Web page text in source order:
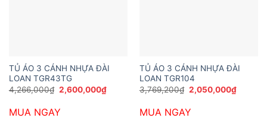
TỦ ÁO 3 CÁNH NHỰA ĐÀI
LOAN TGR43TG
4,266,000₫ Giá
gốc
4,266,000₫.
2,600,000₫Giá
hiện
MUA NGAY
TỦ ÁO 3 CÁNH NHỰA ĐÀI
LOAN TGR104
3,769,200₫ Giá
gốc
3,769,200₫.
2,050,000₫Giá
hiện
MUA NGAY